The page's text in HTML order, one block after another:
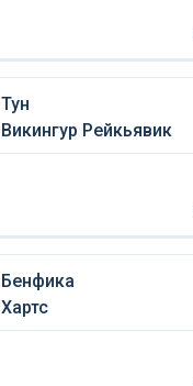
Тун
Викингур Рейкьявик
Бенфика
Хартс